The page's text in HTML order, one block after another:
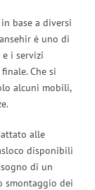
base a diversi
è uno di
i servizi
Che si
alcuni mobili,
alle
disponibili
di un
smontaggio dei